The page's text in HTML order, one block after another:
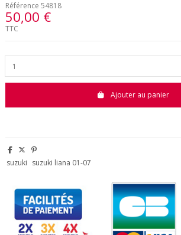
Référence 54818
50,00 €
TTC
Ajouter au panier
suzuki suzuki liana 01-07